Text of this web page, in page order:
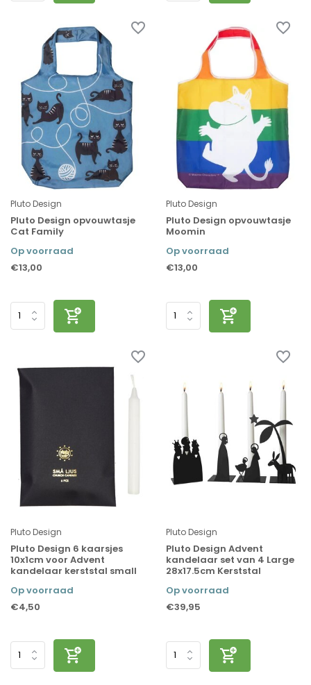
Pluto Design
Pluto Design opvouwtasje
Cat Family
Op voorraad
€13,00
Pluto Design
Pluto Design opvouwtasje
Moomin
Op voorraad
€13,00
Pluto Design
Pluto Design 6 kaarsjes
10x1cm voor Advent
kandelaar kerststal small
Op voorraad
€4,50
Pluto Design
Pluto Design Advent
kandelaar set van 4 Large
28x17.5cm Kerststal
Op voorraad
€39,95